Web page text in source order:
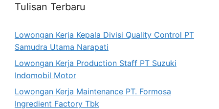
Tulisan Terbaru
Lowongan Kerja Kepala Divisi Quality Control PT
Samudra Utama Narapati
Lowongan Kerja Production Staff PT Suzuki
Indomobil Motor
Lowongan Kerja Maintenance PT. Formosa
Ingredient Factory Tbk